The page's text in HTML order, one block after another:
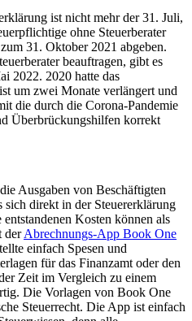
ist nicht mehr der 31. Juli,
ohne Steuerberater
31. Oktober 2021 abgeben.
beauftragen, gibt es
2022. 2020 hatte das
um zwei Monate verlängert und
die durch die Corona-Pandemie
Überbrückungshilfen korrekt
Ausgaben von Beschäftigten
sich direkt in der Steuererklärung
Kosten können als
derAbrechnungs-App Book One
einfach Spesen und
für das Finanzamt oder den
Zeit im Vergleich zu einem
Die Vorlagen von Book One
Steuerrecht. Die App ist einfach